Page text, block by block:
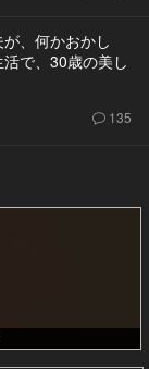
、何かおかし
で、30歳の美し
135